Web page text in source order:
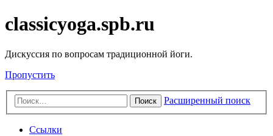
classicyoga.spb.ru
Дискуссия по вопросам традиционной йоги.
Пропустить
Поиск Расширенный поиск
Ссылки